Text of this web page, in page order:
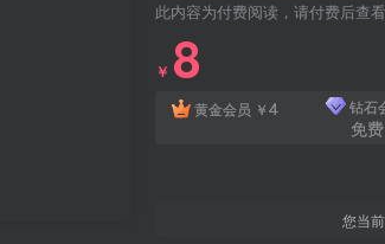
此内容为付费阅读，请付费后查看
￥ 8
黄金会员 ￥4 钻石
免费
您当